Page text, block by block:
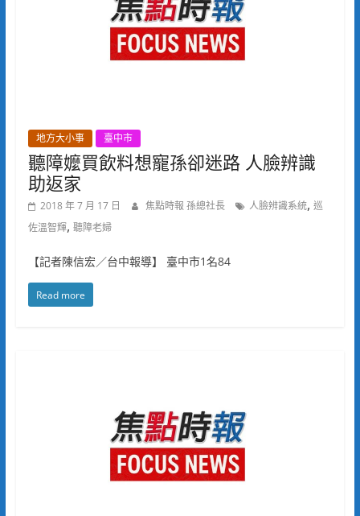
地方大小事 臺中市
聽障嬤買飲料想寵孫卻迷路 人臉辨識
助返家
2018 年 7 月 17 日 焦點時報 孫總社長 人臉辨識系統, 巡
佐溫智輝, 聽障老婦
【記者陳信宏／台中報導】 臺中市1名84
Read more